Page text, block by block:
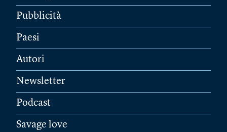
Pubblicità
Paesi
Autori
Newsletter
Podcast
Savage love